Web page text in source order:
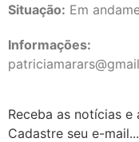
Situação: Em
Informações:
Receba as notícias
Cadastre seu e-mail...